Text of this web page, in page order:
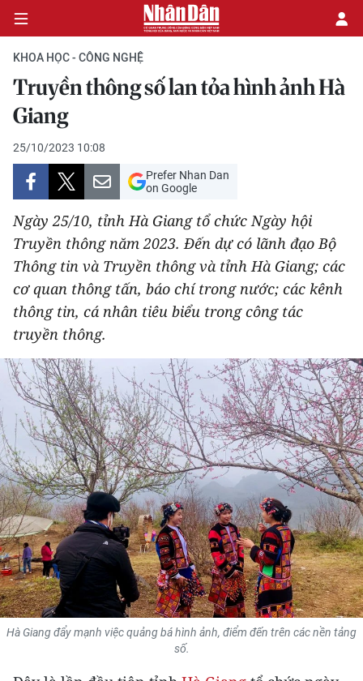
CHÍNH TRỊ
KINH TẾ
VĂN HÓA
XÃ HỘI
PHÁP LUẬT
DU LỊCH
THẾ GIỚI
THỂ THAO
GIÁO DỤC
Y TẾ
KHOA HỌC - CÔNG NGHỆ
MÔI TRƯỜNG
BẠN ĐỌC
KIỂM CHỨNG THÔNG TIN
KHOA HỌC - CÔNG NGHỆ
Truyền thông số lan tỏa hình ảnh Hà
Giang
25/10/2023 10:08
Prefer Nhan Dan
on Google
Ngày 25/10, tỉnh Hà Giang tổ chức Ngày hội
Truyền thông năm 2023. Đến dự có lãnh đạo Bộ
Thông tin và Truyền thông và tỉnh Hà Giang; các
cơ quan thông tấn, báo chí trong nước; các kênh
thông tin, cá nhân tiêu biểu trong công tác
truyền thông.
Hà Giang đẩy mạnh việc quảng bá hình ảnh, điểm đến trên các nền tảng
số.